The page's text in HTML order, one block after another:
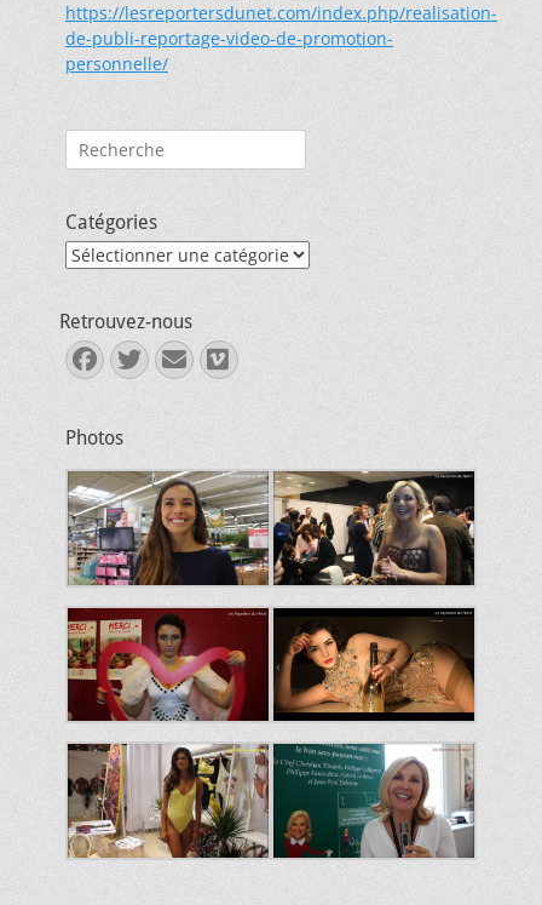
https://lesreportersdunet.com/index.php/realisation-
de-publi-reportage-video-de-promotion-
personnelle/
Rechercher :
Catégories
Catégories
Retrouvez-nous
Facebook
Twitter
E-
mail
Vimeo
Photos